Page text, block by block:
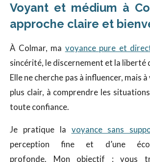
Voyant et médium à
approche claire et
À Colmar, ma voyance pure et
sincérité, le discernement et la liberté
Elle ne cherche pas à influencer, mais
plus clair, à comprendre les
toute confiance.
Je pratique la voyance sans
perception fine et d’une
profonde. Mon objectif : vous